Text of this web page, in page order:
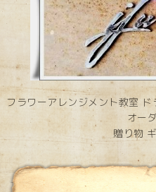
フラワーアレンジメント教室
オー
贈り物